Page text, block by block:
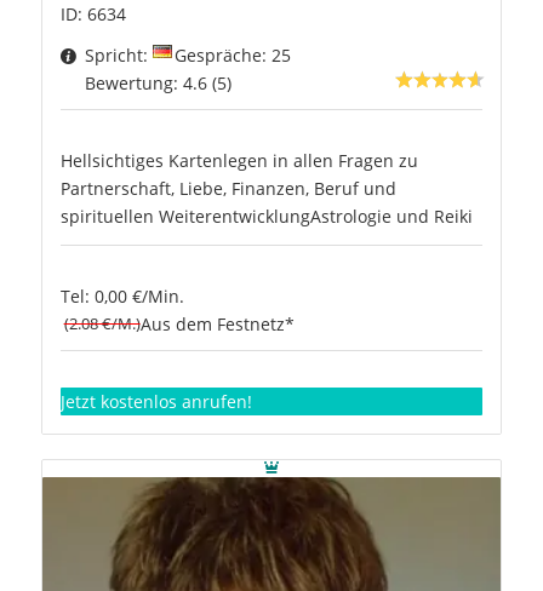
ID: 6634
Spricht:
Gespräche: 25
Bewertung: 4.6 (5)
Hellsichtiges Kartenlegen in allen Fragen zu
Partnerschaft, Liebe, Finanzen, Beruf und
spirituellen WeiterentwicklungAstrologie und Reiki
Tel: 0,00 €/Min.
(2.08 €/M.)Aus dem Festnetz*
Jetzt kostenlos anrufen!